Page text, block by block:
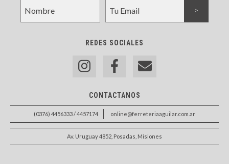
REDES SOCIALES
CONTACTANOS
(0376) 4456333 / 4457174 online@ferreteriaaguilar.com.ar
Av. Uruguay 4852, Posadas, Misiones